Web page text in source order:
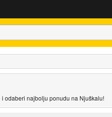
odaberi najbolju ponudu na Njuškalu!